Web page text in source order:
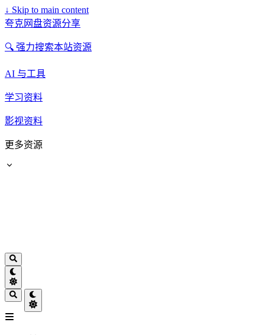
↓ Skip to main content
夸克网盘资源分享
🔍 强力搜索本站资源
AI 与工具
学习资料
影视资料
更多资源